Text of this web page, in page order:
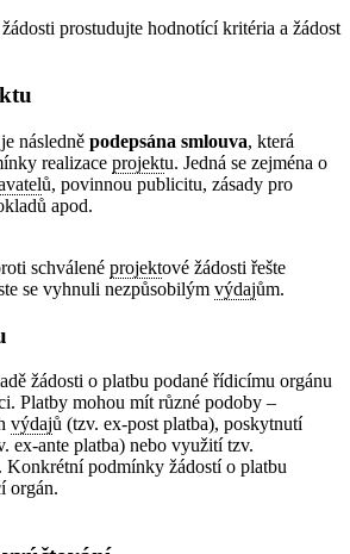
prostudujte hodnotící kritéria a žádost
následně podepsána smlouva, která
realizace projektu. Jedná se zejména o
ů, povinnou publicitu, zásady pro
apod.
schválené projektové žádosti řešte
se vyhnuli nezpůsobilým výdajům.
žádosti o platbu podané řídicímu orgánu
Platby mohou mít různé podoby –
výdajů (tzv. ex-post platba), poskytnutí
ex-ante platba) nebo využití tzv.
Konkrétní podmínky žádostí o platbu
orgán.